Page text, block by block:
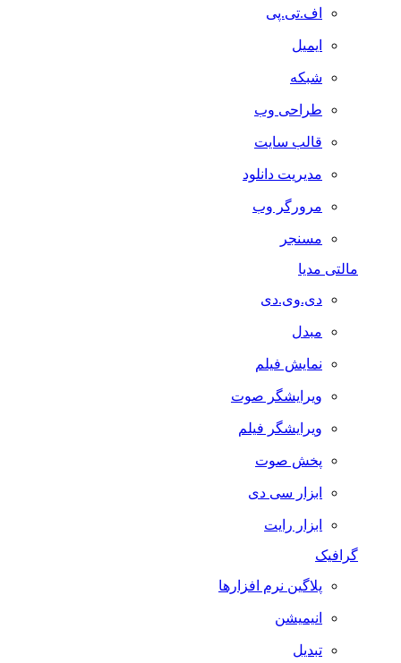
اف.تی.پی
ایمیل
شبکه
طراحی وب
قالب سایت
مدیریت دانلود
مرورگر وب
مسنجر
مالتی مدیا
دی.وی.دی
مبدل
نمایش فیلم
ویرایشگر صوت
ویرایشگر فیلم
پخش صوت
ابزار سی دی
ابزار رایت
گرافیک
پلاگین نرم افزارها
انیمیشن
تبدیل